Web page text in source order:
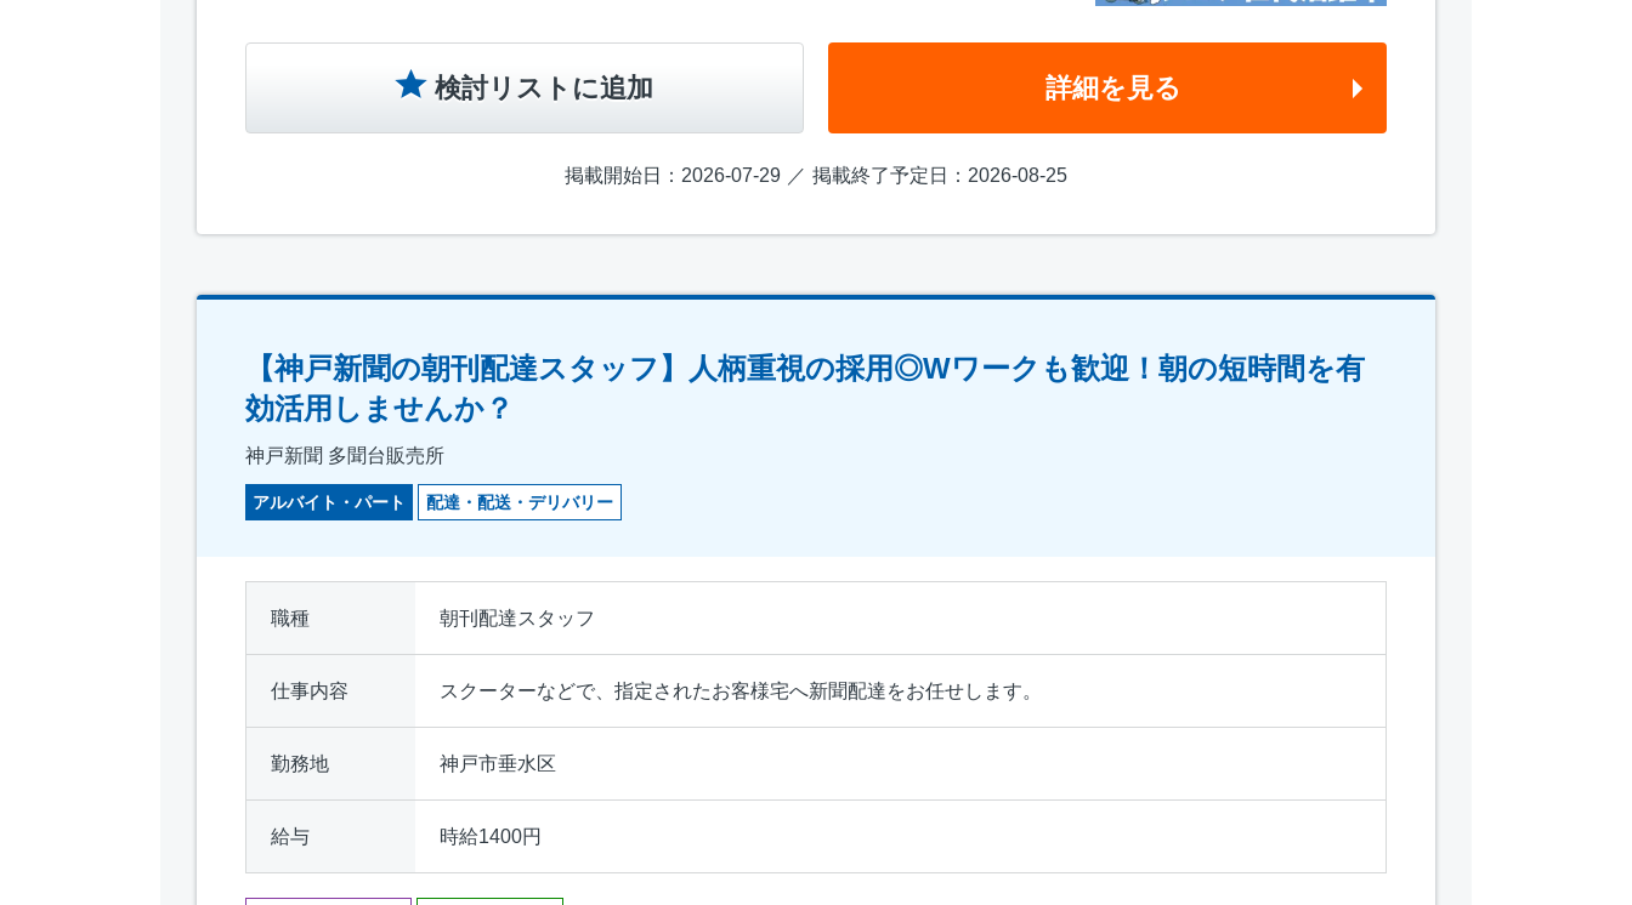
検討リストに追加 詳細を見る
掲載開始日：2026-07-29 掲載終了予定日：2026-08-25
【神戸新聞の朝刊配達スタッフ】人柄重視の採用◎Wワークも歓迎！朝の短時間を有
効活用しませんか？
神戸新聞 多聞台販売所
アルバイト・パート 配達・配送・デリバリー
職種 朝刊配達スタッフ
仕事内容 スクーターなどで、指定されたお客様宅へ新聞配達をお任せします。
勤務地 神戸市垂水区
給与 時給1400円